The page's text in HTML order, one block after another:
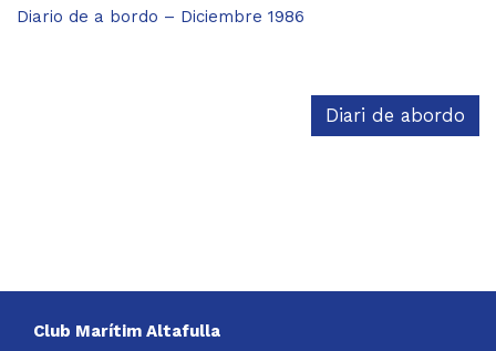
Diario de a bordo – Diciembre 1986
Diari de abordo
Club Marítim Altafulla